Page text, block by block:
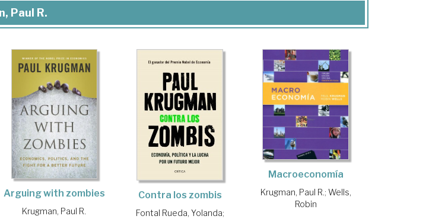
Paul R.
Arguing with zombies
Krugman, Paul R.
Contra los zombis
Fontal Rueda, Yolanda;
Macroeconomía
Krugman, Paul R.; Wells,
Robin